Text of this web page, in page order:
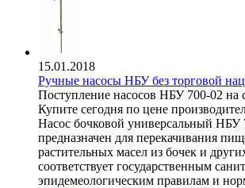
15.01.2018
Ручные насосы НБУ без торговой
Поступление насосов НБУ 700-02 на
Купите сегодня по цене
Насос бочковой универсальный НБУ
предназначен для перекачивания
растительных масел из бочек и
соответствует государственным
эпидемеологическим правилам и